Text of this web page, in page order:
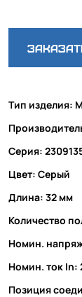
Тип изделия:
Серия:
Цвет: Серый
Длина: 32 мм
Количество
Номин.
Номин. ток In:
Позиция